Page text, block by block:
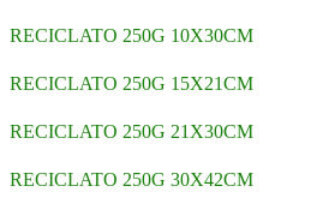
RECICLATO 250G 10X30CM
RECICLATO 250G 15X21CM
RECICLATO 250G 21X30CM
RECICLATO 250G 30X42CM